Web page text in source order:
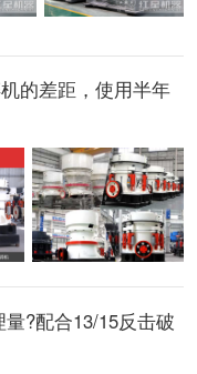
的差距，使用半年
?配合13/15反击破